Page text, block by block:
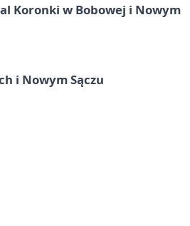
Koronki w Bobowej i Nowym
i Nowym Sączu